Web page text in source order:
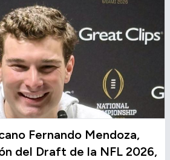
Fernando Mendoza,
del Draft de la NFL 2026,